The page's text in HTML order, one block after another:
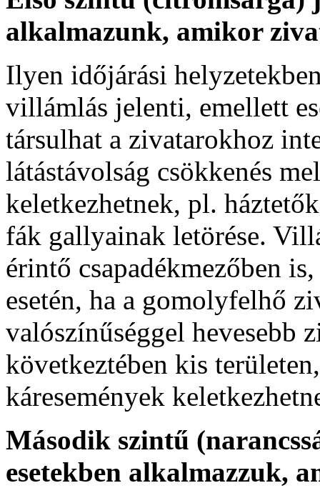
alkalmazunk, amikor
Ilyen időjárási
villámlás jelenti, emellett
társulhat a zivatarokhoz
látástávolság csökkenés
keletkezhetnek, pl.
fák gallyainak letörése.
érintő csapadékmezőben
esetén, ha a gomolyfelhő
valószínűséggel hevesebb
következtében kis
káresemények
Második szintű
esetekben alkalmazzuk,